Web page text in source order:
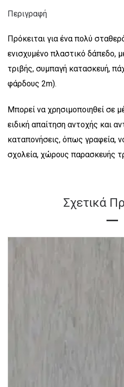
Περιγραφή
Πρόκειται για ένα πολύ
ενισχυμένο πλαστικό δάπεδο,
τριβής, συμπαγή κατασκευή,
φάρδους 2m).
Μπορεί να χρησιμοποιηθεί σε
ειδική απαίτηση αντοχής και
καταπονήσεις, όπως γραφεία,
σχολεία, χώρους παρασκευής
Σχετικά